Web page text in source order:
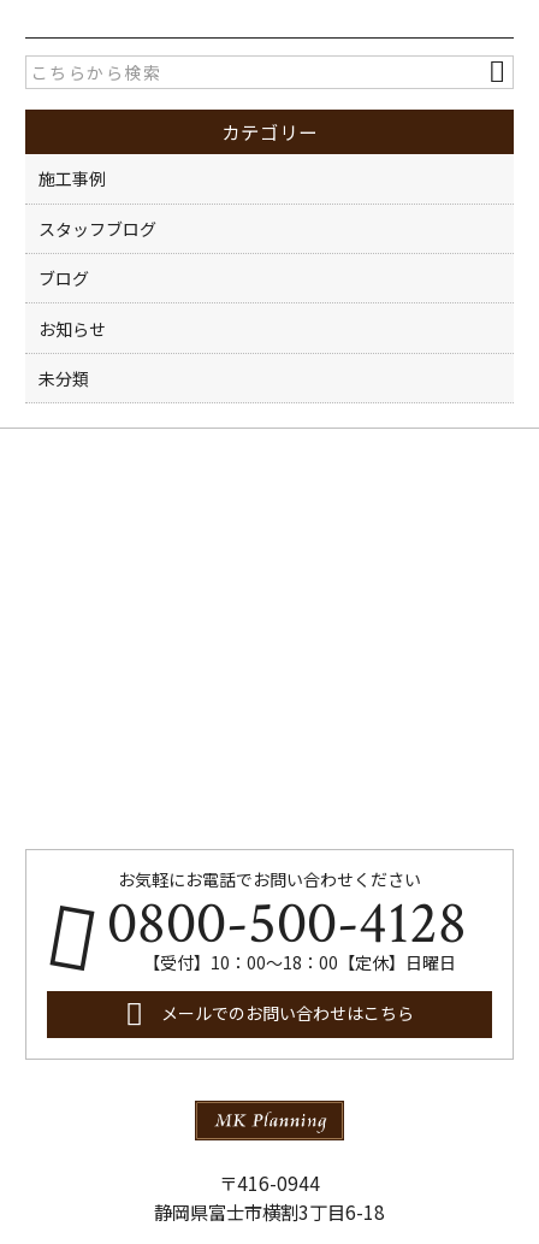
e
b
o
o
k
er
カテゴリー
施工事例
スタッフブログ
ブログ
お知らせ
未分類
お気軽にお電話でお問い合わせください
0800-500-4128
【受付】10：00～18：00【定休】日曜日
メールでのお問い合わせはこちら
〒416-0944
静岡県富士市横割3丁目6-18